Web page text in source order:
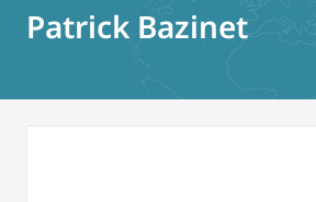
Patrick Bazinet